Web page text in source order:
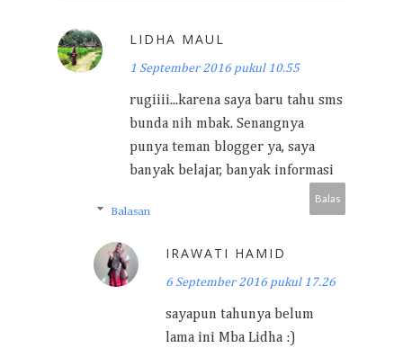
LIDHA MAUL
1 September 2016 pukul 10.55
rugiiii...karena saya baru tahu sms
bunda nih mbak. Senangnya
punya teman blogger ya, saya
banyak belajar, banyak informasi
Balas
Balasan
IRAWATI HAMID
6 September 2016 pukul 17.26
sayapun tahunya belum
lama ini Mba Lidha :)